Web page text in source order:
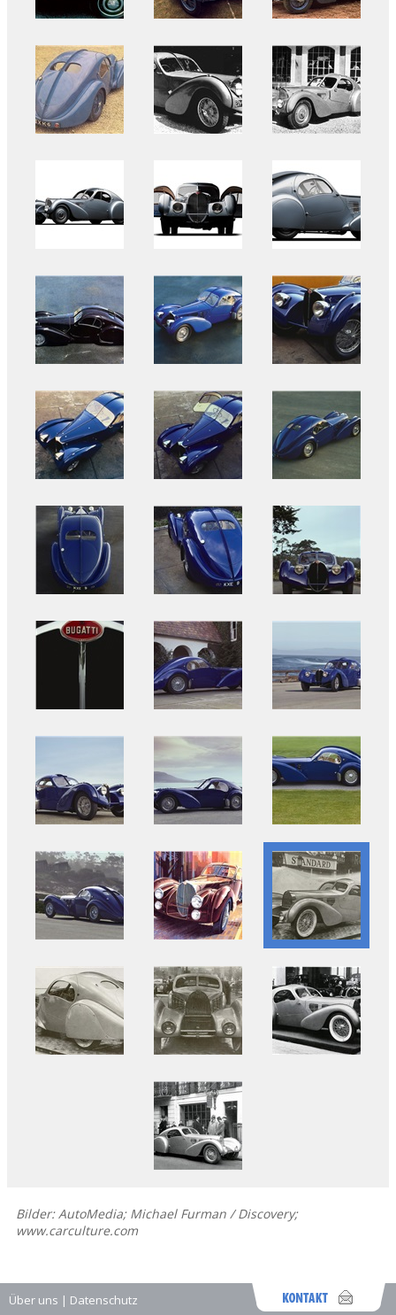
Bilder: AutoMedia; Michael Furman / Discovery;
www.carculture.com
Über uns | Datenschutz